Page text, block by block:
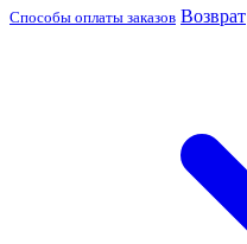
Способы оплаты заказов Возврат